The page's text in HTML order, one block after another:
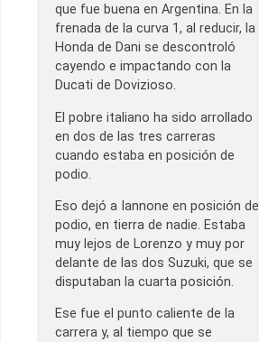
que fue buena en Argentina. En la
frenada de la curva 1, al reducir, la
Honda de Dani se descontroló
cayendo e impactando con la
Ducati de Dovizioso.
El pobre italiano ha sido arrollado
en dos de las tres carreras
cuando estaba en posición de
podio.
Eso dejó a Iannone en posición de
podio, en tierra de nadie. Estaba
muy lejos de Lorenzo y muy por
delante de las dos Suzuki, que se
disputaban la cuarta posición.
Ese fue el punto caliente de la
carrera y, al tiempo que se